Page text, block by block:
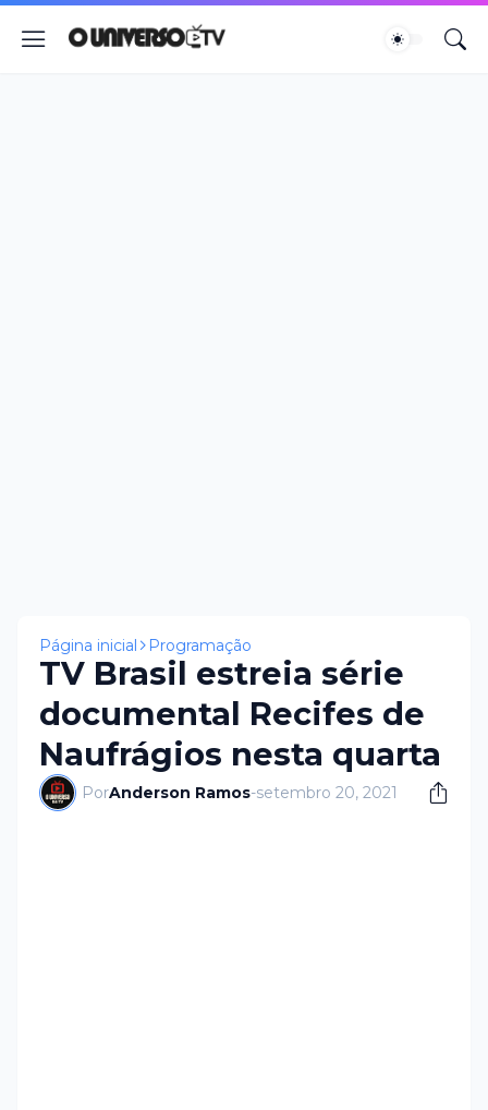
Página inicial Programação
TV Brasil estreia série
documental Recifes de
Naufrágios nesta quarta
PorAnderson Ramos-setembro 20, 2021